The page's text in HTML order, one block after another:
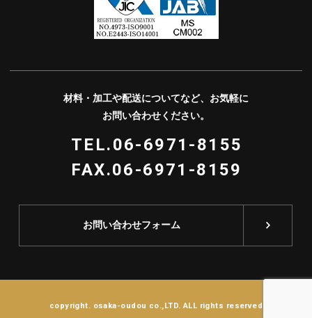
材料・加⼯や配送についてなど、お気軽に
お問い合わせください。
TEL.06-6971-8155
FAX.06-6971-8159
お問い合わせフォーム
copyright. osaka-oudou co.,LTD. ALL rights reserved